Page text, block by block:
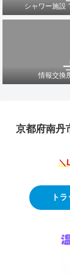
シャワー施
情報交換
京都府南
＼
ト